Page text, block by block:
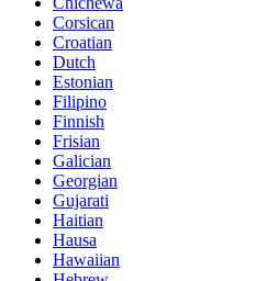
Corsican
Croatian
Dutch
Estonian
Filipino
Finnish
Frisian
Galician
Georgian
Gujarati
Haitian
Hausa
Hawaiian